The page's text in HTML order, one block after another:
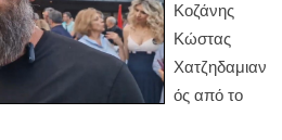
Κοζάνης
Κώστας
Χατζηδαμιαν
ός από το